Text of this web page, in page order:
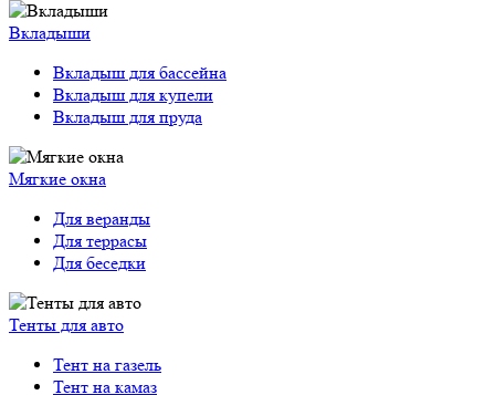
Вкладыши
Вкладыш для бассейна
Вкладыш для купели
Вкладыш для пруда
Мягкие окна
Для веранды
Для террасы
Для беседки
Тенты для авто
Тент на газель
Тент на камаз